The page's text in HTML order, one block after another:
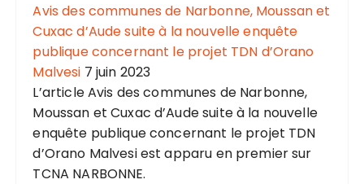
Avis des communes de Narbonne, Moussan et
Cuxac d’Aude suite à la nouvelle enquête
publique concernant le projet TDN d’Orano
Malvesi 7 juin 2023
L’article Avis des communes de Narbonne,
Moussan et Cuxac d’Aude suite à la nouvelle
enquête publique concernant le projet TDN
d’Orano Malvesi est apparu en premier sur
TCNA NARBONNE.